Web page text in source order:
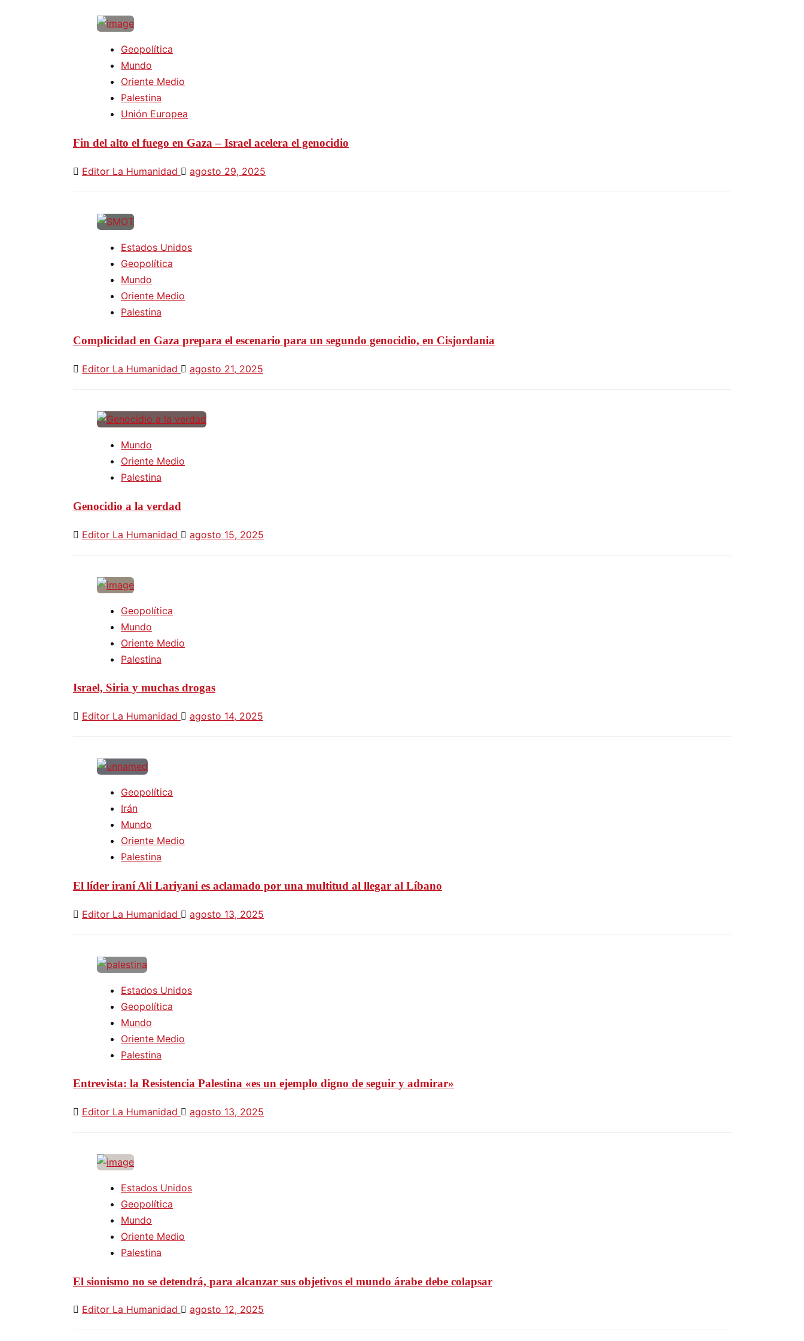
Geopolítica
Mundo
Oriente Medio
Palestina
Unión Europea
Fin del alto el fuego en Gaza – Israel acelera el genocidio
Editor La Humanidad agosto 29, 2025
Estados Unidos
Geopolítica
Mundo
Oriente Medio
Palestina
Complicidad en Gaza prepara el escenario para un segundo genocidio, en Cisjordania
Editor La Humanidad agosto 21, 2025
Mundo
Oriente Medio
Palestina
Genocidio a la verdad
Editor La Humanidad agosto 15, 2025
Geopolítica
Mundo
Oriente Medio
Palestina
Israel, Siria y muchas drogas
Editor La Humanidad agosto 14, 2025
Geopolítica
Irán
Mundo
Oriente Medio
Palestina
El líder iraní Ali Lariyani es aclamado por una multitud al llegar al Líbano
Editor La Humanidad agosto 13, 2025
Estados Unidos
Geopolítica
Mundo
Oriente Medio
Palestina
Entrevista: la Resistencia Palestina «es un ejemplo digno de seguir y admirar»
Editor La Humanidad agosto 13, 2025
Estados Unidos
Geopolítica
Mundo
Oriente Medio
Palestina
El sionismo no se detendrá, para alcanzar sus objetivos el mundo árabe debe colapsar
Editor La Humanidad agosto 12, 2025